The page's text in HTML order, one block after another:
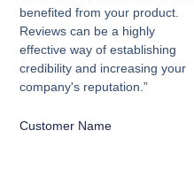
benefited from your product.
Reviews can be a highly
effective way of establishing
credibility and increasing your
company's reputation.”
Customer Name